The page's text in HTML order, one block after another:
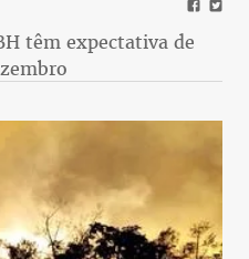
têm expectativa de